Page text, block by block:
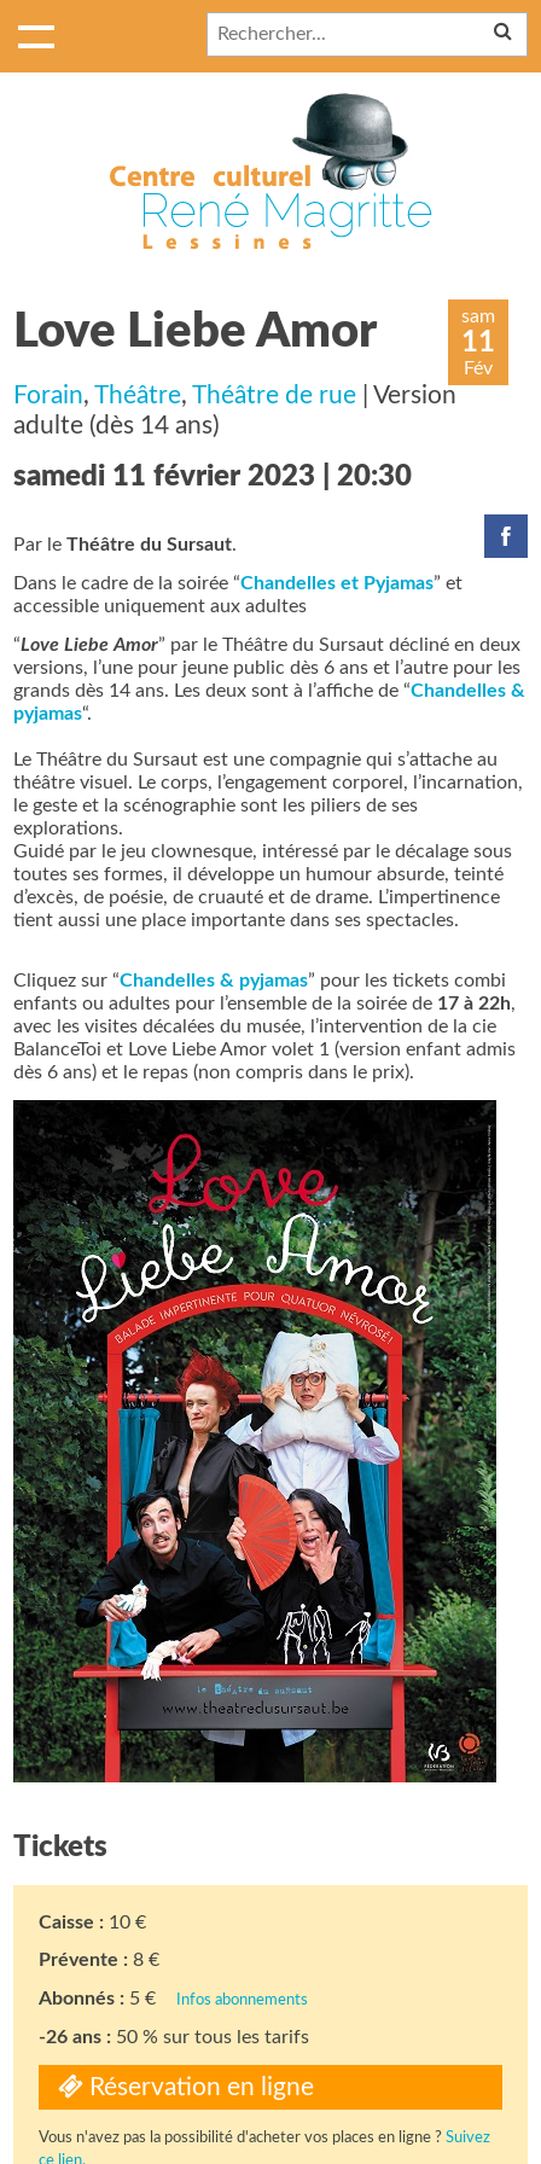
Love Liebe Amor sam
11
Fév
Forain,Théâtre,Théâtre de rue | Version
adulte (dès 14 ans)
samedi 11 février 2023 | 20:30
Par leThéâtre du Sursaut.
Dans le cadre de la soirée “Chandelles et Pyjamas” et
accessible uniquement aux adultes
“Love Liebe Amor” par le Théâtre du Sursaut décliné en deux
versions, l’une pour jeune public dès 6 ans et l’autre pour les
grands dès 14 ans. Les deux sont à l’affiche de “Chandelles &
pyjamas“.
Le Théâtre du Sursaut est une compagnie qui s’attache au
théâtre visuel. Le corps, l’engagement corporel, l’incarnation,
le geste et la scénographie sont les piliers de ses
explorations.
Guidé par le jeu clownesque, intéressé par le décalage sous
toutes ses formes, il développe un humour absurde, teinté
d’excès, de poésie, de cruauté et de drame. L’impertinence
tient aussi une place importante dans ses spectacles.
Cliquez sur “Chandelles & pyjamas” pour les tickets combi
enfants ou adultes pour l’ensemble de la soirée de 17 à 22h,
avec les visites décalées du musée, l’intervention de la cie
BalanceToi et Love Liebe Amor volet 1 (version enfant admis
dès 6 ans) et le repas (non compris dans le prix).
Tickets
Caisse : 10 €
Prévente : 8 €
Abonnés : 5 € Infos abonnements
-26 ans : 50 % sur tous les tarifs
Réservation en ligne
Vous n'avez pas la possibilité d'acheter vos places en ligne ?Suivez
ce lien.